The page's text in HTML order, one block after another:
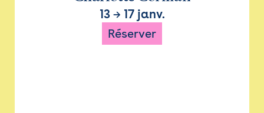
13→ 17 janv.
Réserver